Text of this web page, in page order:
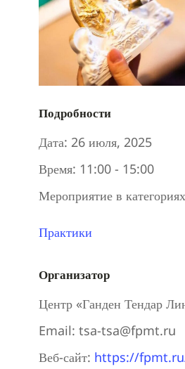
Подробности
Дата: 26 июля, 2025
Время: 11:00 - 15:00
Мероприятие в
Практики
Организатор
Центр «Ганден Тендар
Email: tsa-tsa@fpmt.ru
Веб-сайт: https://